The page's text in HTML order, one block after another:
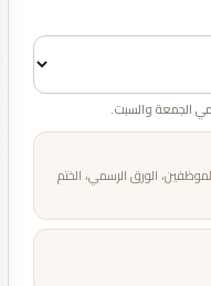
الجمعة والسبت.
الورق الرسمي، الختم